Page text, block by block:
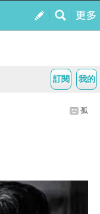
我的
訂閱
孤